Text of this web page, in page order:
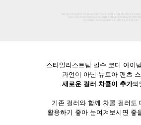
스타일리스트팀 필수 코디 아이
과언이 아닌 뉴트아 팬츠
새로운 컬러 차콜이 추가되
기존 컬러와 함께 차콜 컬러도
활용하기 좋아 눈여겨보시면 좋